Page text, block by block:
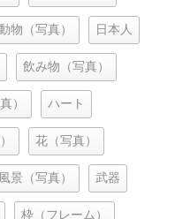
物（写真） 日本人
飲み物（写真）
） ハート
花（写真）
風景（写真） 武器
枠（フレーム）